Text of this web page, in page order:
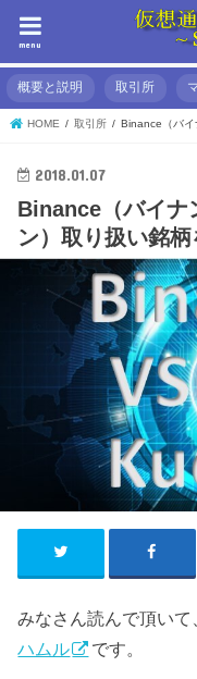
menu
概要と説明 取引所
HOME 取引所 Binance（バイ
2018.01.07
Binance（バイナ
ン）取り扱い銘
みなさん読んで頂いて
ハムル
です。